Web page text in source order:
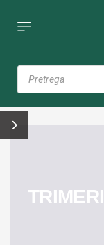
TRIMERI